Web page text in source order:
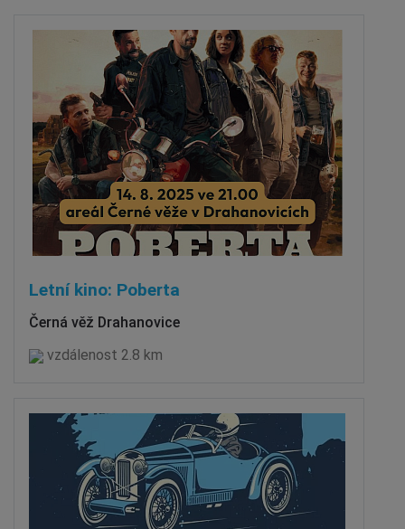
Letní kino: Poberta
Černá věž Drahanovice
vzdálenost 2.8 km